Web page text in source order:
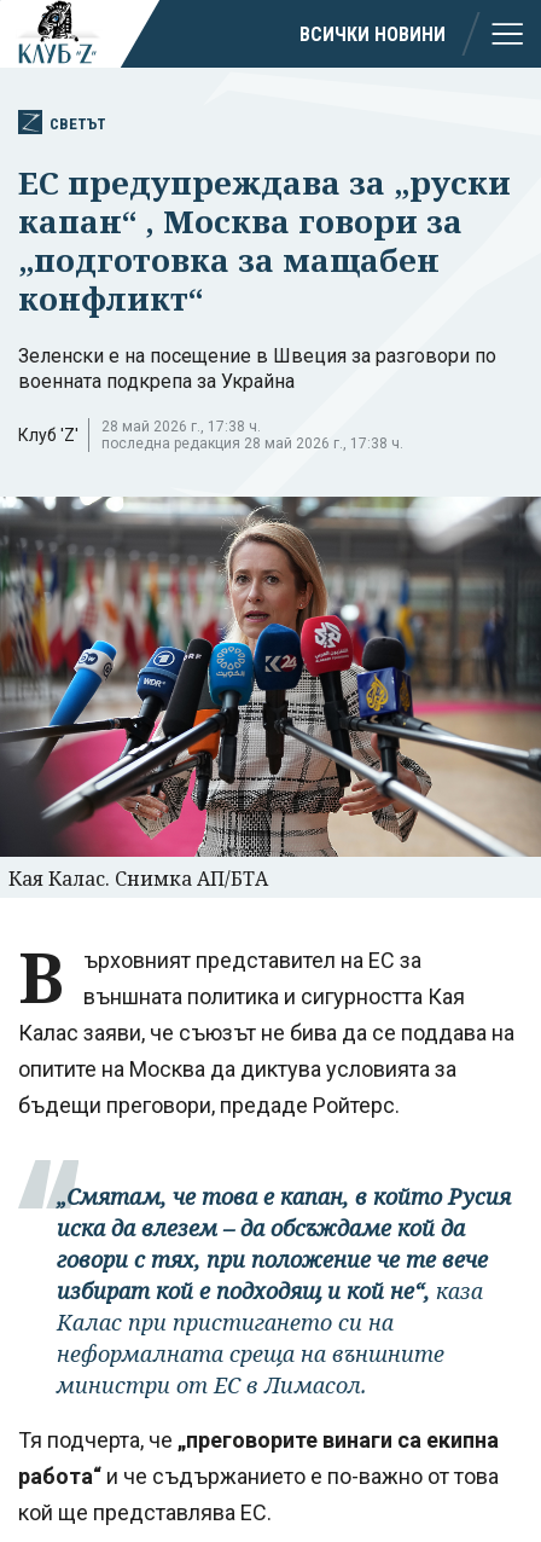
ВСИЧКИ НОВИНИ
СВЕТЪТ
ЕС предупреждава за „руски
капан“ , Москва говори за
„подготовка за мащабен
конфликт“
Зеленски е на посещение в Швеция за разговори по
военната подкрепа за Украйна
Клуб 'Z'
28 май 2026 г., 17:38 ч.
последна редакция 28 май 2026 г., 17:38 ч.
Кая Калас. Снимка АП/БТА
В
ърховният представител на ЕС за
външната политика и сигурността Кая
Калас заяви, че съюзът не бива да се поддава на
опитите на Москва да диктува условията за
бъдещи преговори, предаде Ройтерс.
„Смятам, че това е капан, в който Русия
иска да влезем – да обсъждаме кой да
говори с тях, при положение че те вече
избират кой е подходящ и кой не“, каза
Калас при пристигането си на
неформалната среща на външните
министри от ЕС в Лимасол.
Тя подчерта, че „преговорите винаги са екипна
работа“ и че съдържанието е по-важно от това
кой ще представлява ЕС.